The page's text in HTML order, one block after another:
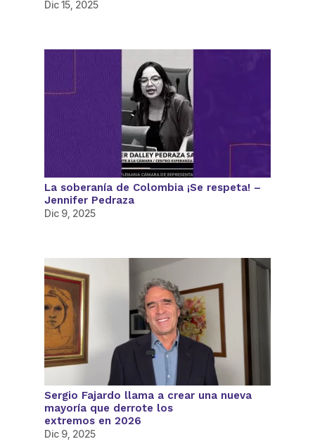
Dic 15, 2025
La soberanía de Colombia ¡Se respeta! –
Jennifer Pedraza
Dic 9, 2025
Sergio Fajardo llama a crear una nueva
mayoría que derrote los
extremos en 2026
Dic 9, 2025